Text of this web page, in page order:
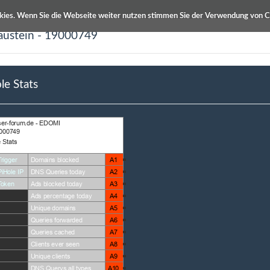
Wenn Sie die Webseite weiter nutzen stimmen Sie der Verwendung von
- 19000749
Stats